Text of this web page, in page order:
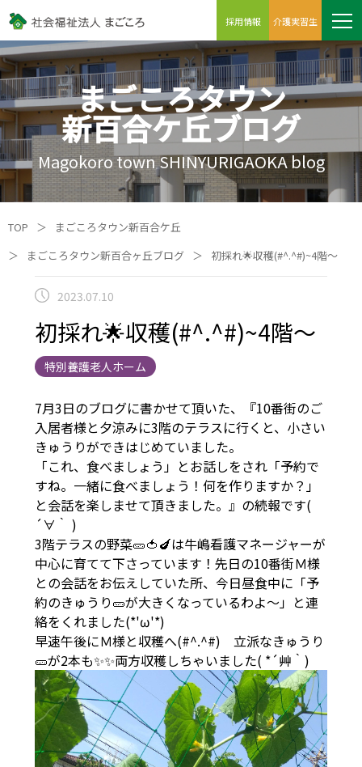
採用情報 介護実習生
まごころタウン
新百合ケ丘ブログ
Magokoro town SHINYURIGAOKA blog
TOP ＞
まごころタウン新百合ケ丘
＞
まごころタウン新百合ヶ丘ブログ ＞ 初採れ🌟収穫(#^.^#)~4階～
2023.07.10
初採れ🌟収穫(#^.^#)~4階～
特別養護老人ホーム
7月3日のブログに書かせて頂いた、『10番街のご
入居者様と夕涼みに3階のテラスに行くと、小さい
きゅうりができはじめていました。
「これ、食べましょう」とお話しをされ「予約で
すね。一緒に食べましょう！何を作りますか？」
と会話を楽しませて頂きました。』の続報です(
´∀｀ )
3階テラスの野菜🥒🍅🍆は牛嶋看護マネージャーが
中心に育てて下さっています！先日の10番街Ｍ様
との会話をお伝えしていた所、今日昼食中に「予
約のきゅうり🥒が大きくなっているわよ～」と連
絡をくれました(*'ω'*)
早速午後にＭ様と収穫へ(#^.^#) 立派なきゅうり
🥒が2本も✨✨両方収穫しちゃいました( *´艸｀)